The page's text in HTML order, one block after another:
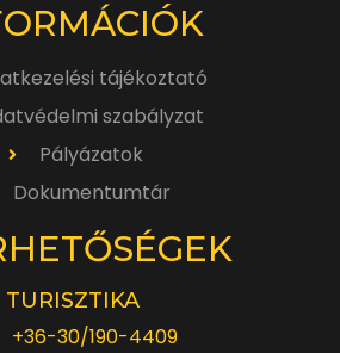
tájékoztató
szabályzat
Pályázatok
Dokumentumtár
TURISZTIKA
+36-30/190-4409